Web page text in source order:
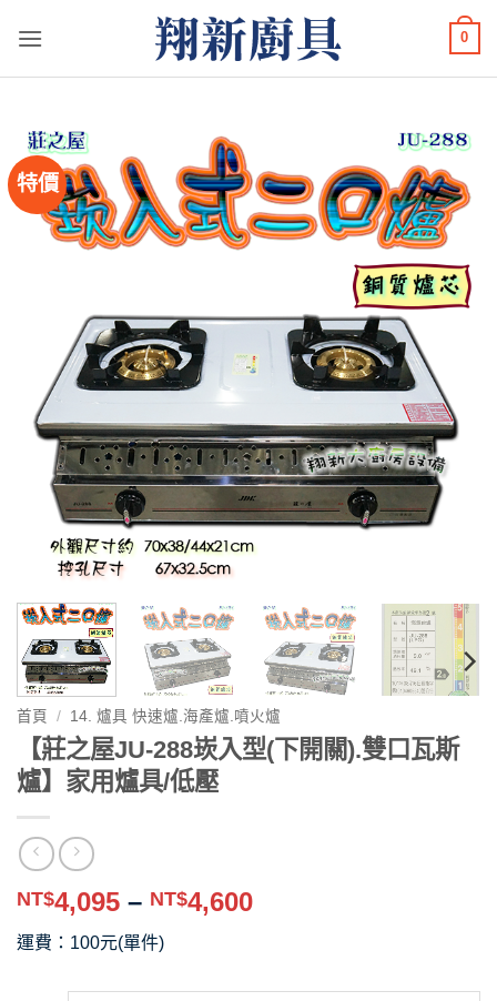
0
特價
首頁 / 14. 爐具 快速爐.海產爐.噴火爐
【莊之屋JU-288崁入型(下開關).雙口瓦斯
爐】家用爐具/低壓
NT$4,095 – NT$4,600價
運費：100元(單件)